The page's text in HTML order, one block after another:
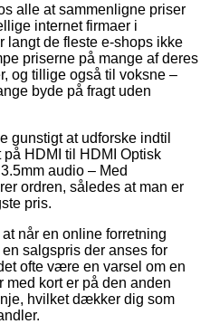
alle at sammenligne priser
internet firmaer i
langt de fleste e-shops ikke
priserne på mange af deres
og tillige også til voksne –
byde på fragt uden
gunstigt at udforske indtil
HDMI til HDMI Optisk
audio – Med
ordren, således at man er
pris.
når en online forretning
salgspris der anses for
ofte være en varsel om en
kort er på den anden
hvilket dækker dig som